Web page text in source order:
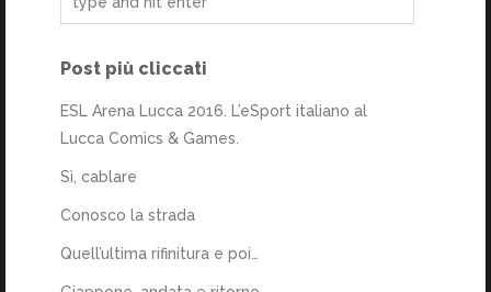
Post più cliccati
ESL Arena Lucca 2016. L’eSport italiano al
Lucca Comics & Games.
Sì, cablare
Conosco la strada
Quell’ultima rifinitura e poi…